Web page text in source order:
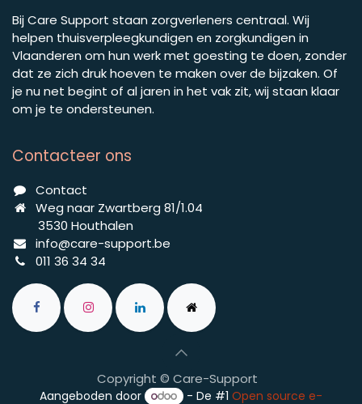
Bij Care Support staan zorgverleners centraal. Wij
helpen thuisverpleegkundigen en zorgkundigen in
Vlaanderen om hun werk met goesting te doen, zonder
dat ze zich druk hoeven te maken over de bijzaken. Of
je nu net begint of al jaren in het vak zit, wij staan klaar
om je te ondersteunen.
Contacteer ons
C​ontact​
Weg naar Zwartberg 81/1.04
3530 Houthalen
info@​​care-support.be
011 36 34 34
Copyright © Care-Support
Aangeboden door - De #1Open source e-